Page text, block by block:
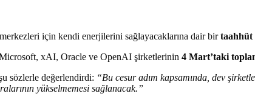
için kendi enerjilerini sağlayacaklarına dair birtaahhüt
xAI, Oracle ve OpenAI şirketlerinin 4 Mart’taki
sözlerle değerlendirdi: “Bu cesur adım kapsamında, dev
yükselmemesi sağlanacak.”